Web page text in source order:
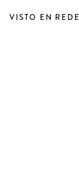
VISTO EN